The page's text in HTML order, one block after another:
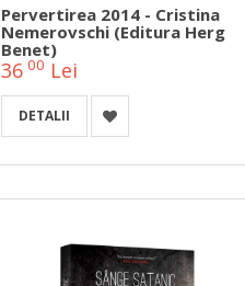
Pervertirea 2014 - Cristina
Nemerovschi (Editura Herg
Benet)
36 00 Lei
DETALII